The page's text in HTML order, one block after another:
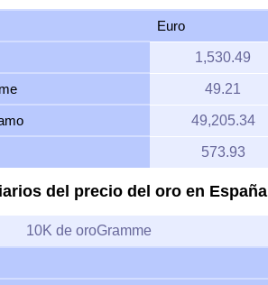
Euro
1,530.49
49.21
49,205.34
573.93
del precio del oro en España
10K de oroGramme